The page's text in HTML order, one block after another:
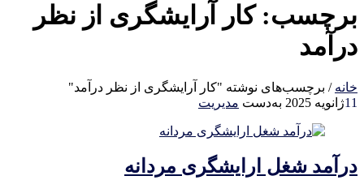
برچسب:کار آرایشگری از نظر
درآمد
خانه / برچسب‌های نوشته "کار آرایشگری از نظر درآمد"
11ژانویه 2025 به‌دست مدیریت
درآمد شغل ارایشگری مردانه